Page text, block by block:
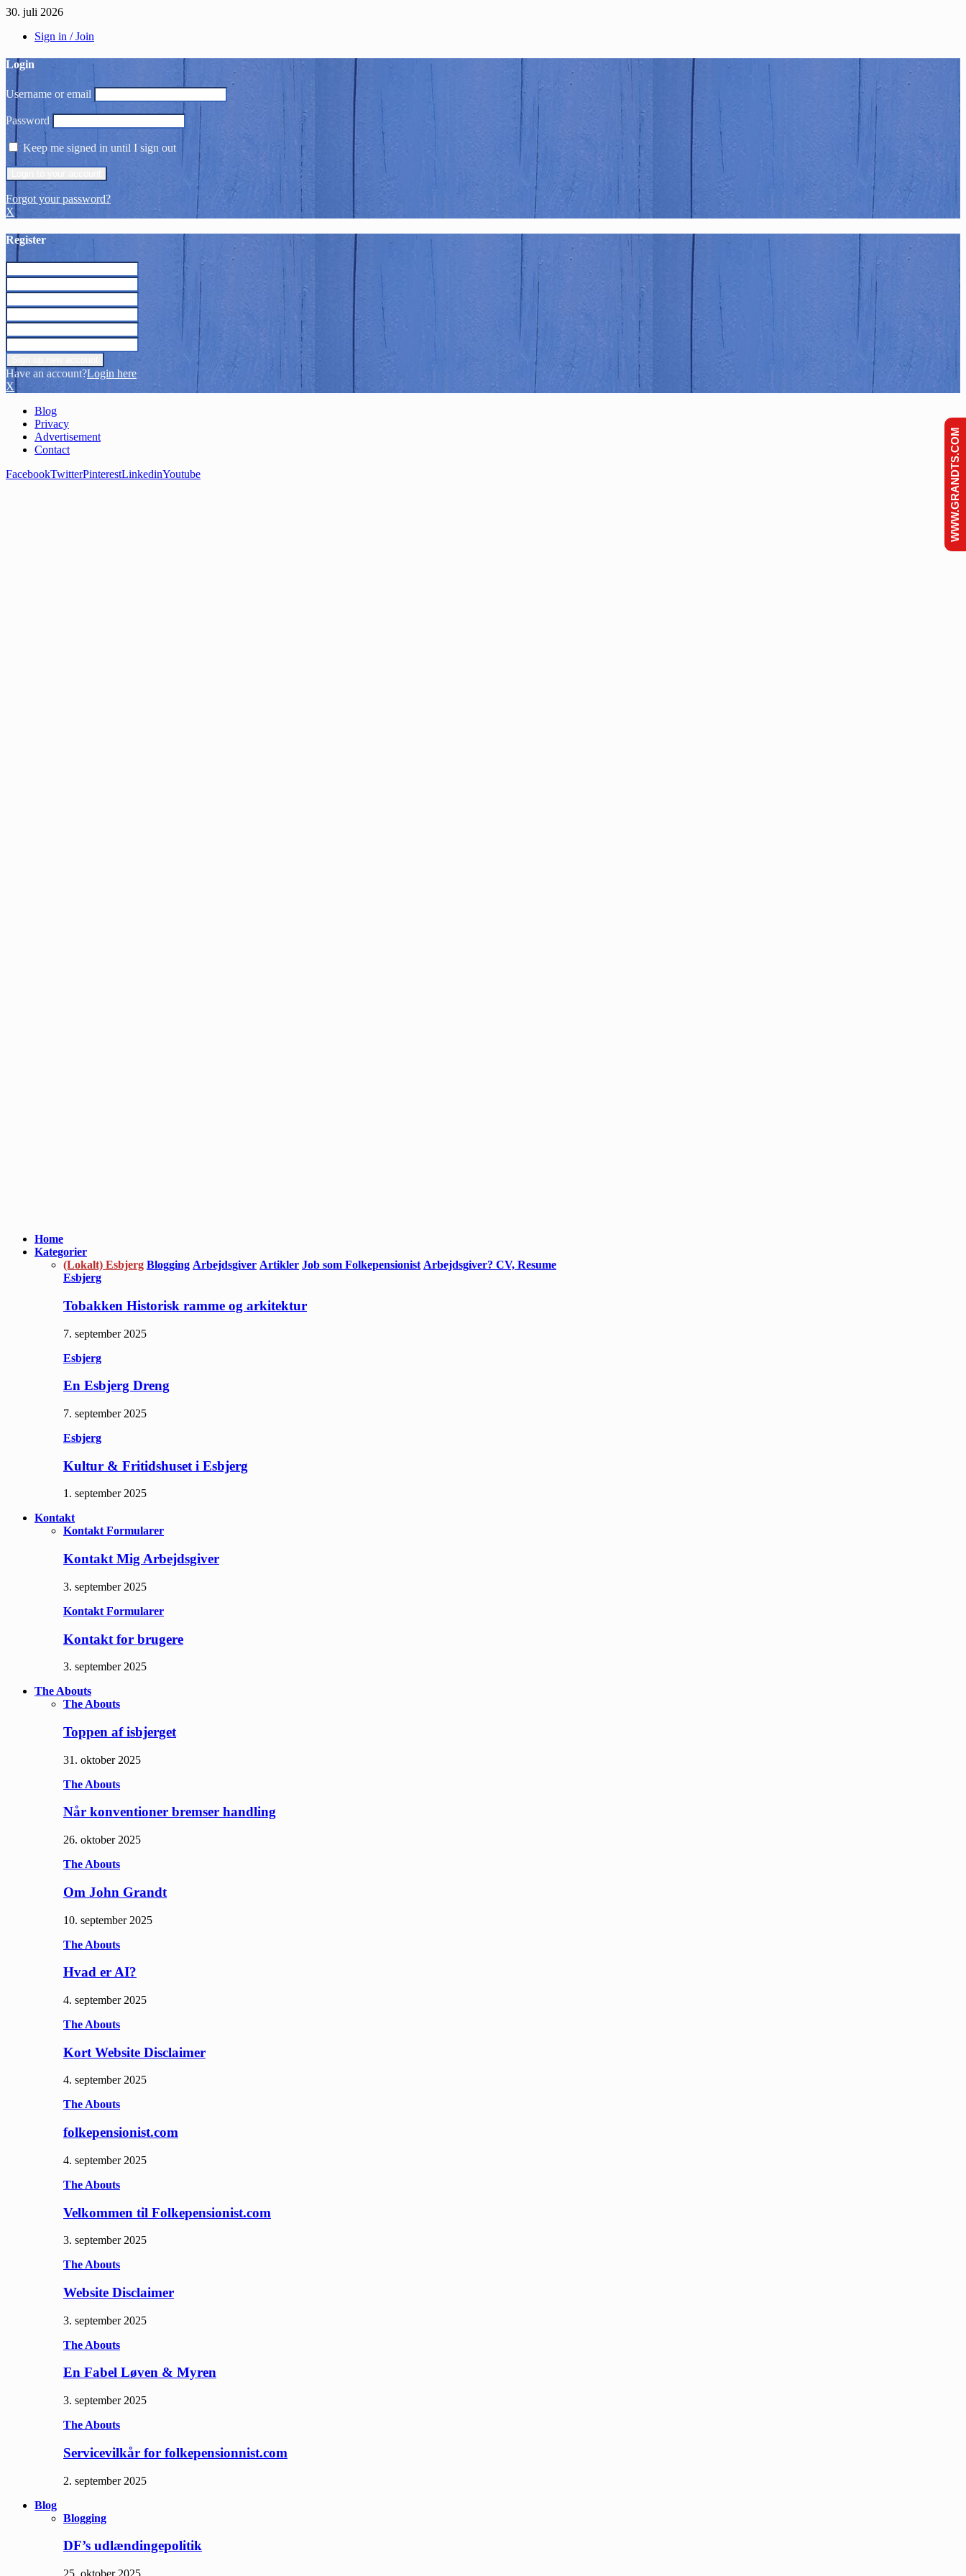
30. juli 2026
Sign in / Join
Login
Username or email
Password
Keep me signed in until I sign out
Forgot your password?
X
Register
Have an account?Login here
X
Blog
Privacy
Advertisement
Contact
FacebookTwitterPinterestLinkedinYoutube
Home
Kategorier
(Lokalt) Esbjerg Blogging Arbejdsgiver Artikler Job som Folkepensionist Arbejdsgiver? CV, Resume
Esbjerg
Tobakken Historisk ramme og arkitektur
7. september 2025
Esbjerg
En Esbjerg Dreng
7. september 2025
Esbjerg
Kultur & Fritidshuset i Esbjerg
1. september 2025
Kontakt
Kontakt Formularer
Kontakt Mig Arbejdsgiver
3. september 2025
Kontakt Formularer
Kontakt for brugere
3. september 2025
The Abouts
The Abouts
Toppen af isbjerget
31. oktober 2025
The Abouts
Når konventioner bremser handling
26. oktober 2025
The Abouts
Om John Grandt
10. september 2025
The Abouts
Hvad er AI?
4. september 2025
The Abouts
Kort Website Disclaimer
4. september 2025
The Abouts
folkepensionist.com
4. september 2025
The Abouts
Velkommen til Folkepensionist.com
3. september 2025
The Abouts
Website Disclaimer
3. september 2025
The Abouts
En Fabel Løven & Myren
3. september 2025
The Abouts
Servicevilkår for folkepensionnist.com
2. september 2025
Blog
Blogging
DF’s udlændingepolitik
25. oktober 2025
WWW.GRANDTS.COM